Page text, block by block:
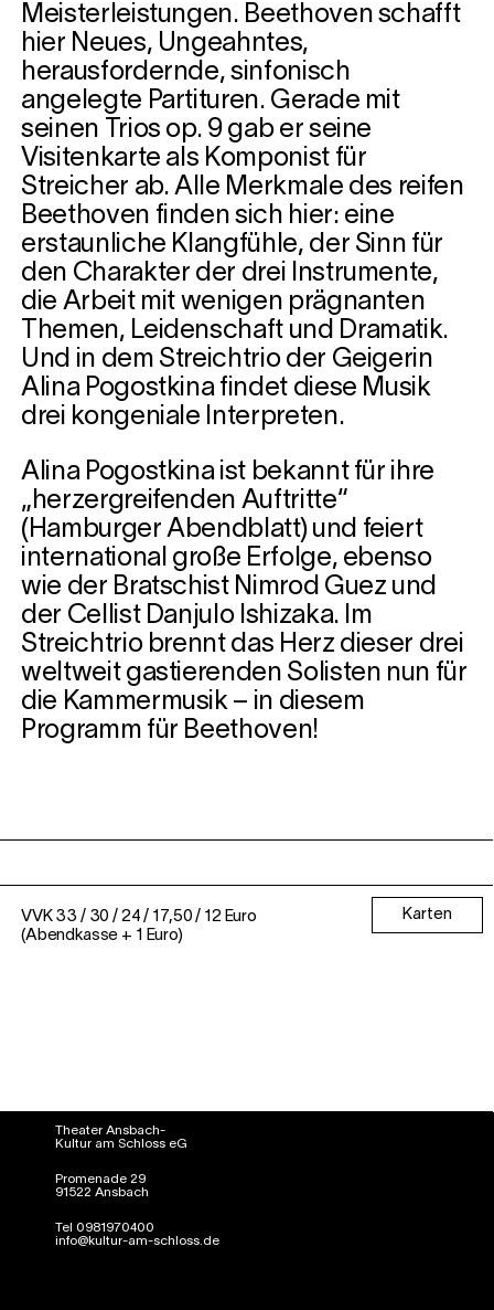
Meisterleistungen. Beethoven schafft
hier Neues, Ungeahntes,
herausfordernde, sinfonisch
angelegte Partituren. Gerade mit
seinen Trios op. 9 gab er seine
Visitenkarte als Komponist für
Streicher ab. Alle Merkmale des reifen
Beethoven finden sich hier: eine
erstaunliche Klangfühle, der Sinn für
den Charakter der drei Instrumente,
die Arbeit mit wenigen prägnanten
Themen, Leidenschaft und Dramatik.
Und in dem Streichtrio der Geigerin
Alina Pogostkina findet diese Musik
drei kongeniale Interpreten.
Alina Pogostkina ist bekannt für ihre
„herzergreifenden Auftritte“
(Hamburger Abendblatt) und feiert
international große Erfolge, ebenso
wie der Bratschist Nimrod Guez und
der Cellist Danjulo Ishizaka. Im
Streichtrio brennt das Herz dieser drei
weltweit gastierenden Solisten nun für
die Kammermusik – in diesem
Programm für Beethoven!
VVK 33 / 30 / 24 / 17,50 / 12 Euro
(Abendkasse + 1 Euro)
Karten
Theater Ansbach-
Kultur am Schloss eG
Promenade 29
91522 Ansbach
Tel 0981970400
info@kultur-am-schloss.de